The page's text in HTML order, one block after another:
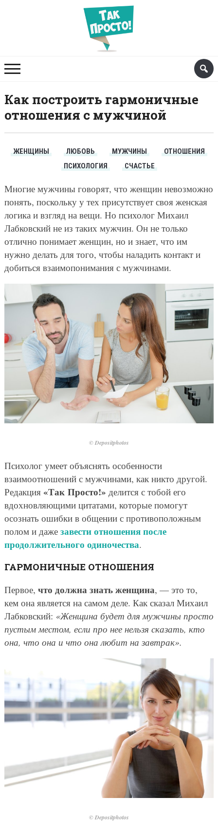
Как построить гармоничные
отношения с мужчиной
ЖЕНЩИНЫ ЛЮБОВЬ МУЖЧИНЫ
ОТНОШЕНИЯ
ПСИХОЛОГИЯ
СЧАСТЬЕ
Многие мужчины говорят, что женщин невозможно
понять, поскольку у тех присутствует своя женская
логика и взгляд на вещи. Но психолог Михаил
Лабковский не из таких мужчин. Он не только
отлично понимает женщин, но и знает, что им
нужно делать для того, чтобы наладить контакт и
добиться взаимопонимания с мужчинами.
© Depositphotos
Психолог умеет объяснять особенности
взаимоотношений с мужчинами, как никто другой.
Редакция «Так Просто!» делится с тобой его
вдохновляющими цитатами, которые помогут
осознать ошибки в общении с противоположным
полом и даже завести отношения после
продолжительного одиночества.
ГАРМОНИЧНЫЕ ОТНОШЕНИЯ
Первое, что должна знать женщина, — это то,
кем она является на самом деле. Как сказал Михаил
Лабковский: «Женщина будет для мужчины просто
пустым местом, если про нее нельзя сказать, кто
она, что она и что она любит на завтрак».
© Depositphotos